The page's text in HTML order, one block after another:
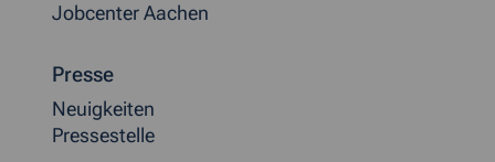
Jobcenter Aachen
Presse
Neuigkeiten
Pressestelle